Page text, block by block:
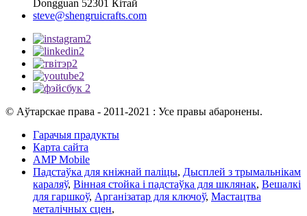
Dongguan 52301 Кітай
steve@shengruicrafts.com
© Аўтарскае права - 2011-2021 : Усе правы абаронены.
Гарачыя прадукты
Карта сайта
AMP Mobile
Падстаўка для кніжнай паліцы, Дысплей з трымальнікам
караляў, Вінная стойка і падстаўка для шклянак, Вешалкі
для гаршкоў, Арганізатар для ключоў, Мастацтва
металічных сцен,